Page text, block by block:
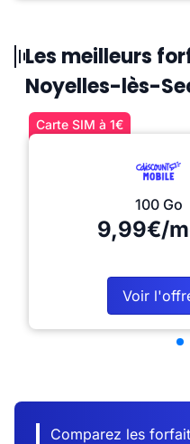
Les meilleurs
Noyelles-lès-
Carte SIM à 1€
100 Go
9,99€/
Voir
Comparez les